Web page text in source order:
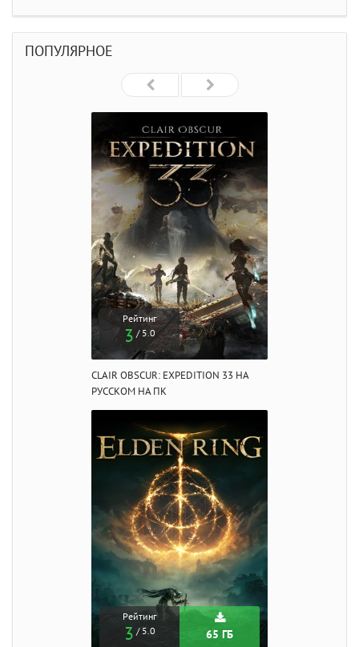
ПОПУЛЯРНОЕ
Рейтинг
3 / 5.0
CLAIR OBSCUR: EXPEDITION 33 НА
РУССКОМ НА ПК
Рейтинг
3 / 5.0 65 ГБ